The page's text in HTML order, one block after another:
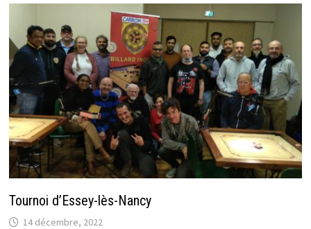
Tournoi d’Essey-lès-Nancy
14 décembre, 2022